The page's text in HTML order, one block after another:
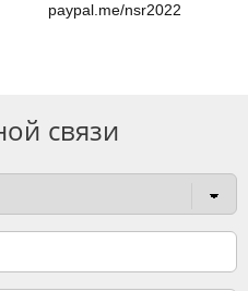
paypal.me/nsr2022
связи